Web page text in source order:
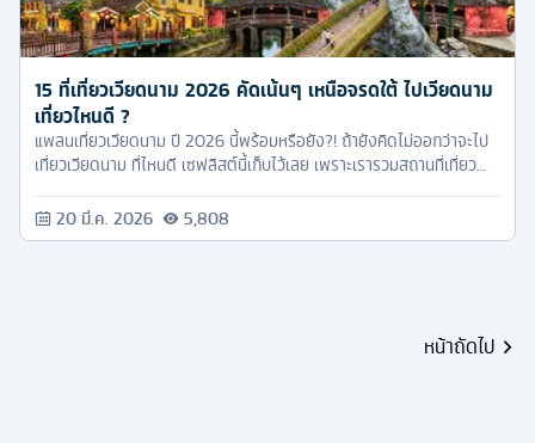
15 ที่เที่ยวเวียดนาม 2026 คัดเน้นๆ เหนือจรดใต้ ไปเวียดนาม
เที่ยวไหนดี ?
แพลนเที่ยวเวียดนาม ปี 2026 นี้พร้อมหรือยัง?! ถ้ายังคิดไม่ออกว่าจะไป
เที่ยวเวียดนาม ที่ไหนดี เซฟลิสต์นี้เก็บไว้เลย เพราะเรารวมสถานที่เที่ยว
20 มี.ค. 2026 5,808
หน้าถัดไป